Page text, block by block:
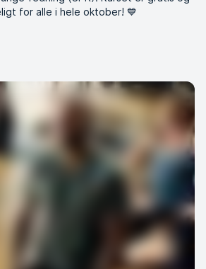
for alle i hele oktober! 💙